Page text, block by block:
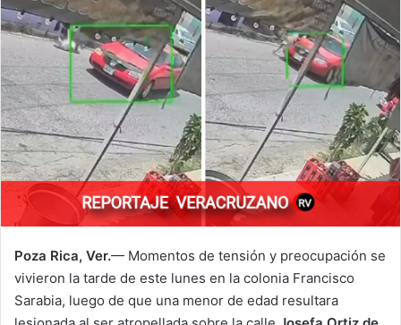
Poza Rica, Ver.— Momentos de tensión y preocupación se
vivieron la tarde de este lunes en la colonia Francisco
Sarabia, luego de que una menor de edad resultara